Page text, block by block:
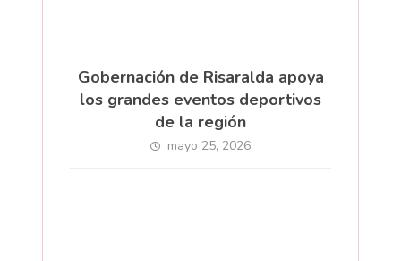
Gobernación de Risaralda apoya
los grandes eventos deportivos
de la región
mayo 25, 2026